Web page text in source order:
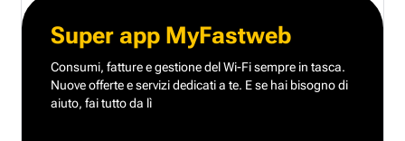
Super app MyFastweb
Consumi, fatture e gestione del Wi-Fi sempre in tasca.
Nuove offerte e servizi dedicati a te. E se hai bisogno di
aiuto, fai tutto da lì